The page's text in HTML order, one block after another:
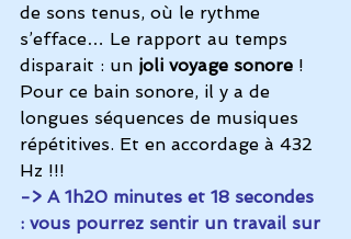
de sons tenus, où le rythme
s’efface… Le rapport au temps
disparait : un joli voyage sonore !
Pour ce bain sonore, il y a de
longues séquences de musiques
répétitives. Et en accordage à 432
Hz !!!
-> A 1h20 minutes et 18 secondes
: vous pourrez sentir un travail sur